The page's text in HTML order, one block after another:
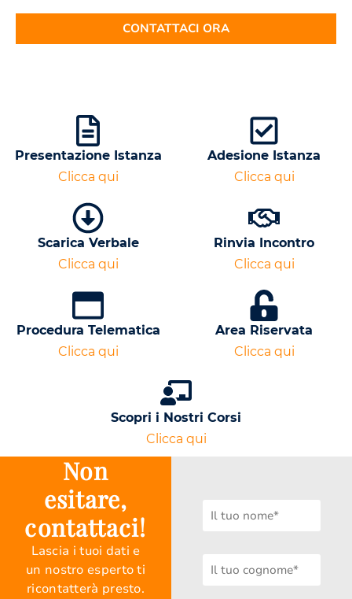
CONTATTACI ORA
Presentazione Istanza
Clicca qui
Adesione Istanza
Clicca qui
Scarica Verbale
Clicca qui
Rinvia Incontro
Clicca qui
Procedura Telematica
Clicca qui
Area Riservata
Clicca qui
Scopri i Nostri Corsi
Clicca qui
Non
esitare,
contattaci!
Lascia i tuoi dati e
un nostro esperto ti
ricontatterà presto.